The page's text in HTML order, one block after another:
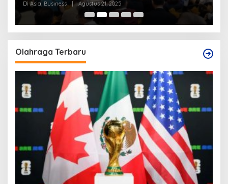
Tenggara
Di Asia, Business | Agustus 21, 2025
Olahraga Terbaru